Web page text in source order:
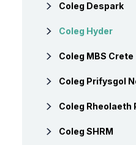
Coleg Despark
Coleg Hyder
Coleg MBS Crete
Coleg Prifysgol
Coleg Rheolaeth
Coleg SHRM